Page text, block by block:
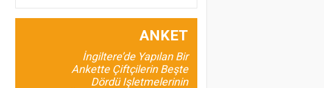
Şura Kararlarının
İnsan ve Kalkınma
Odaklı Olması da
Gerekir?
ANKET
İngiltere’de Yapılan Bir
Ankette Çiftçilerin Beşte
Dördü Işletmelerinin